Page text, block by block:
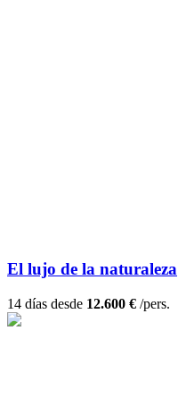
El lujo de la naturaleza
14 días desde 12.600 € /pers.